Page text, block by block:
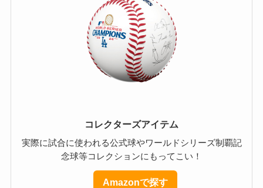
コレクターズアイテム
実際に試合に使われる公式球やワールドシリーズ制覇記
念球等コレクションにもってこい！
Amazonで探す